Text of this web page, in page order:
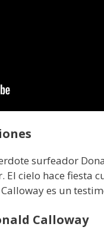
surfeador
cielo hace fiesta
es un
Calloway